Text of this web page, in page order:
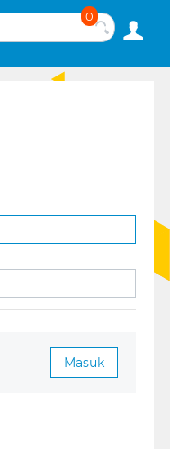
0
Masuk